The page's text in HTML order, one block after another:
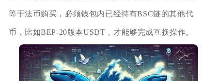
等于法币购买，必须钱包内已经持有BSC链的其他代
币，比如BEP‑20版本USDT，才能够完成互换操作。